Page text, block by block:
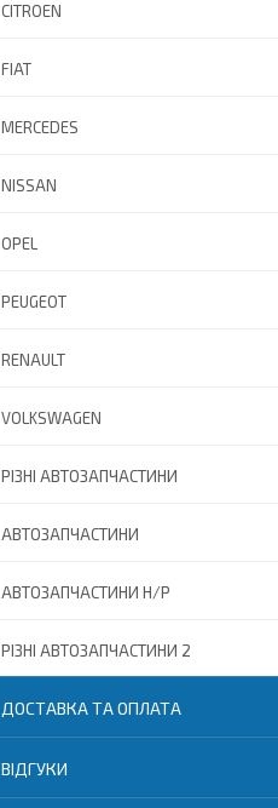
CITROEN
FIAT
MERCEDES
NISSAN
OPEL
PEUGEOT
RENAULT
VOLKSWAGEN
РІЗНІ АВТОЗАПЧАСТИНИ
АВТОЗАПЧАСТИНИ
АВТОЗАПЧАСТИНИ Н/Р
РІЗНІ АВТОЗАПЧАСТИНИ 2
ДОСТАВКА ТА ОПЛАТА
ВІДГУКИ